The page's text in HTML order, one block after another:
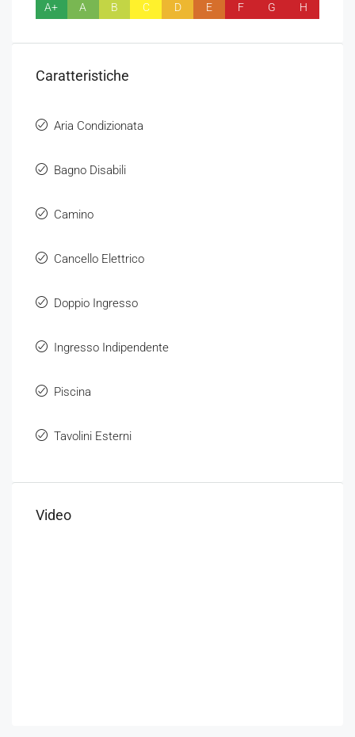
A+ A B C D E F G H
Caratteristiche
Aria Condizionata
Bagno Disabili
Camino
Cancello Elettrico
Doppio Ingresso
Ingresso Indipendente
Piscina
Tavolini Esterni
Video